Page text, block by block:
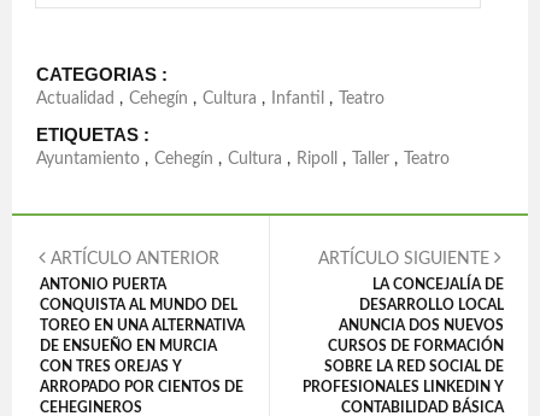
CATEGORIAS :
Actualidad , Cehegín , Cultura , Infantil , Teatro
ETIQUETAS :
Ayuntamiento , Cehegín , Cultura , Ripoll , Taller , Teatro
ARTÍCULO ANTERIOR
ANTONIO PUERTA
CONQUISTA AL MUNDO DEL
TOREO EN UNA ALTERNATIVA
DE ENSUEÑO EN MURCIA
CON TRES OREJAS Y
ARROPADO POR CIENTOS DE
CEHEGINEROS
ARTÍCULO SIGUIENTE
LA CONCEJALÍA DE
DESARROLLO LOCAL
ANUNCIA DOS NUEVOS
CURSOS DE FORMACIÓN
SOBRE LA RED SOCIAL DE
PROFESIONALES LINKEDIN Y
CONTABILIDAD BÁSICA